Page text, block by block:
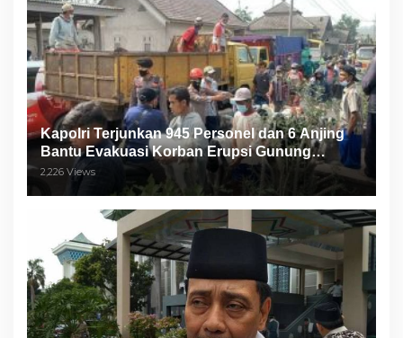
Kapolri Terjunkan 945 Personel dan 6 Anjing
Bantu Evakuasi Korban Erupsi Gunung
Semeru
2,226 Views